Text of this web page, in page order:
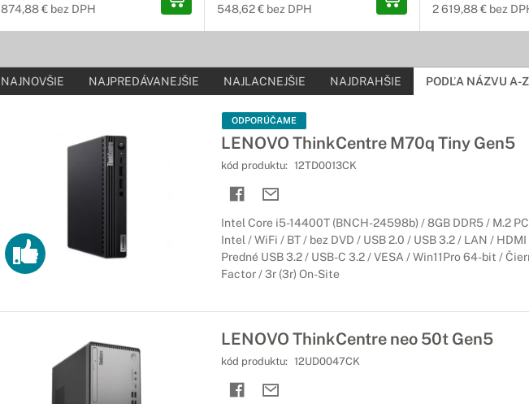
874,88 € bez DPH 548,62 € bez DPH 2 619,88 € bez
NAJNOVŠIE NAJPREDÁVANEJŠIE NAJLACNEJŠIE NAJDRAHŠIE PODĽA NÁZVU A-Z
ODPORÚČAME
LENOVO ThinkCentre M70q Tiny Gen5
kód produktu: 12TD0013CK
Intel Core i5-14400T (BNCH-24598b) / 8GB DDR5 / M.2
Intel / WiFi / BT / bez DVD / USB 2.0 / USB 3.2 / LAN /
Predné USB 3.2 / USB-C 3.2 / VESA / Win11Pro 64-bit /
Factor / 3r (3r) On-Site
LENOVO ThinkCentre neo 50t Gen5
kód produktu: 12UD0047CK